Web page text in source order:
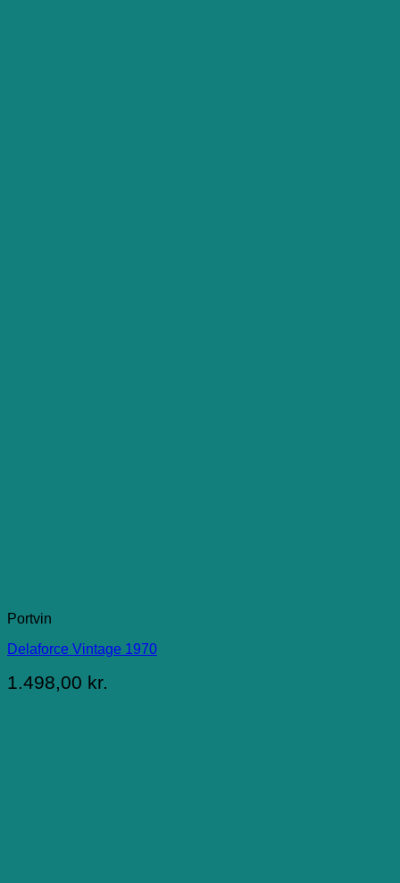
Portvin
Delaforce Vintage 1970
1.498,00 kr.